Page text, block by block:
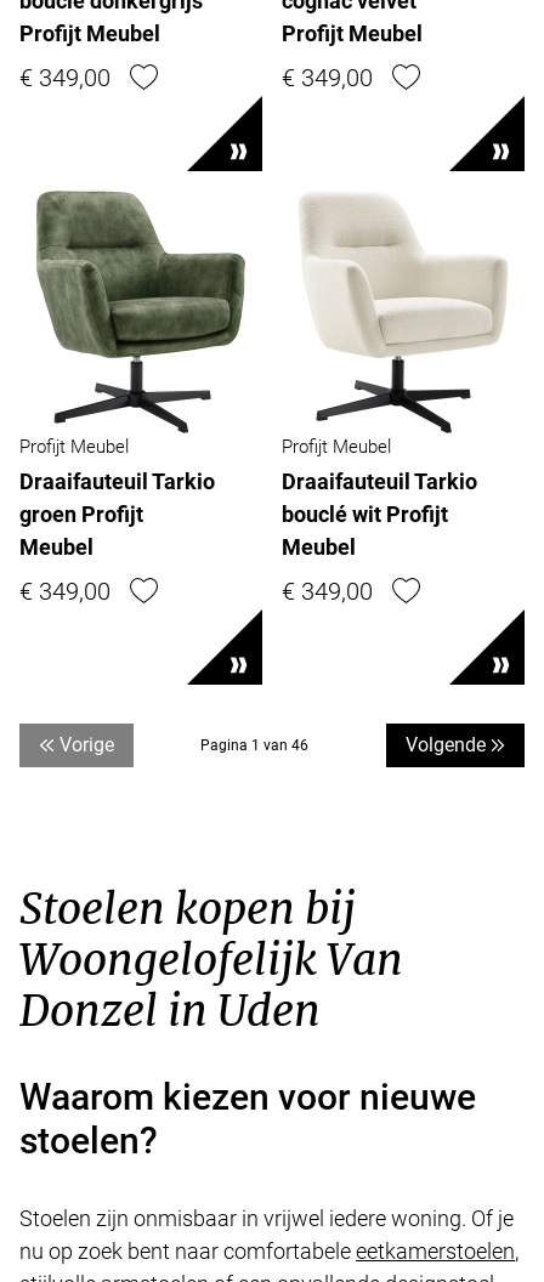
Profijt Meubel
€ 349,00
Profijt Meubel
€ 349,00
Profijt Meubel
Draaifauteuil Tarkio
groen Profijt
Meubel
€ 349,00
Profijt Meubel
Draaifauteuil Tarkio
bouclé wit Profijt
Meubel
€ 349,00
Vorige Pagina 1 van 46 Volgende
Stoelen kopen bij
Woongelofelijk Van
Donzel in Uden
Waarom kiezen voor nieuwe
stoelen?
Stoelen zijn onmisbaar in vrijwel iedere woning. Of je
nu op zoek bent naar comfortabeleeetkamerstoelen,